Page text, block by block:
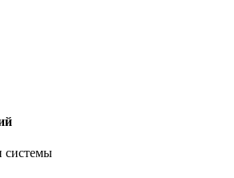
системы